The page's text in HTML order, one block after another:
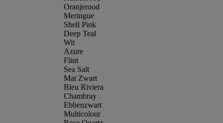
Oranjerood
Meringue
Shell Pink
Deep Teal
Wit
Azure
Flint
Sea Salt
Mat Zwart
Bleu Riviera
Chambray
Ebbenzwart
Multicolour